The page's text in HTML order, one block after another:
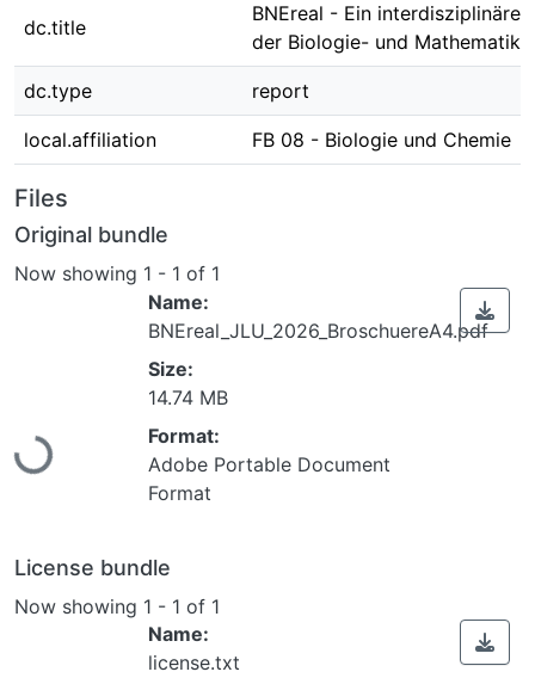
dc.title
BNEreal - Ein
der Biologie- und
dc.type report
local.affiliation FB 08 - Biologie und Chemie
Files
Original bundle
Now showing 1 - 1 of 1
Loading...
Name:
BNEreal_JLU_2026_BroschuereA4.pdf
Size:
14.74 MB
Format:
Adobe Portable Document
Format
License bundle
Now showing 1 - 1 of 1
Name:
license.txt